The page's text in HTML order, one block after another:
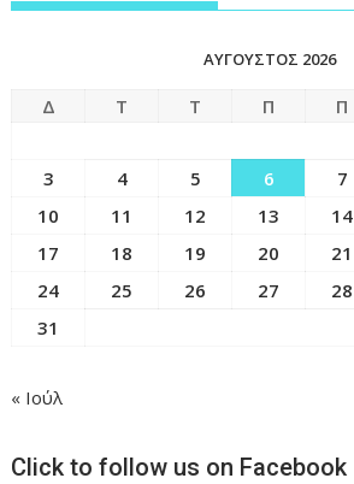
ΑΎΓΟΥΣΤΟΣ 2026
Δ Τ Τ Π Π
3
4 5 6 7
10
11 12 13 14
17
18 19 20 21
24
25 26 27 28
31
« Ιούλ
Click to follow us on Facebook